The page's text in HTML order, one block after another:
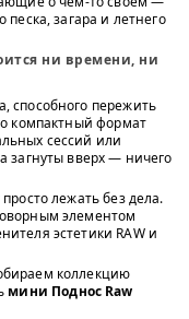
загара и летнего
ни времени, ни
способного пережить
компактный формат
сессий или
загнуты вверх — ничего
лежать без дела.
элементом
эстетики RAW и
коллекцию
мини Поднос Raw